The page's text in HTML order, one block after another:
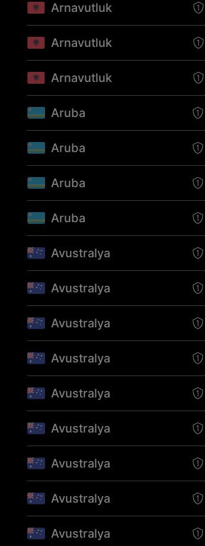
Arnavutluk
Arnavutluk
Arnavutluk
Aruba
Aruba
Aruba
Aruba
Avustralya
Avustralya
Avustralya
Avustralya
Avustralya
Avustralya
Avustralya
Avustralya
Avustralya